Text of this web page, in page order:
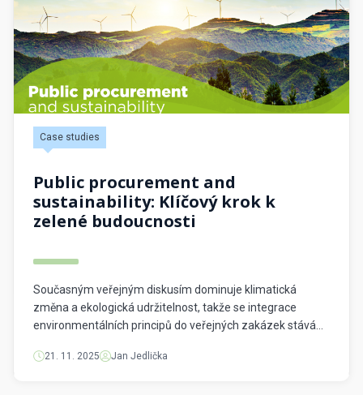
Case studies
Public procurement and
sustainability: Klíčový krok k
zelené budoucnosti
Současným veřejným diskusím dominuje klimatická
změna a ekologická udržitelnost, takže se integrace
environmentálních principů do veřejných zakázek stává
součást veřejného zadávání – a mohou vám jako
21. 11. 2025 Jan Jedlička